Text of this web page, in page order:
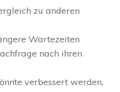
zu anderen
Wartezeiten
nach ihren
verbessert werden,